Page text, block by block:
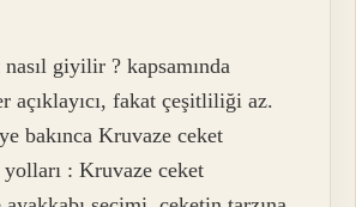
giyilir ? kapsamında
açıklayıcı, fakat çeşitliliği az.
bakınca Kruvaze ceket
yolları : Kruvaze ceket